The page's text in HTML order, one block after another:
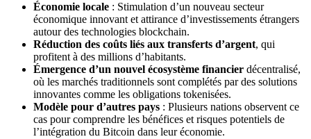
Économie locale : Stimulation d’un nouveau secteur
économique innovant et attirance d’investissements étrangers
autour des technologies blockchain.
Réduction des coûts liés aux transferts d’argent, qui
profitent à des millions d’habitants.
Émergence d’un nouvel écosystème financier décentralisé,
où les marchés traditionnels sont complétés par des solutions
innovantes comme les obligations tokenisées.
Modèle pour d’autres pays : Plusieurs nations observent ce
cas pour comprendre les bénéfices et risques potentiels de
l’intégration du Bitcoin dans leur économie.